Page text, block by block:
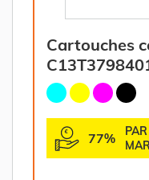
Cartouches
couleurs
77%